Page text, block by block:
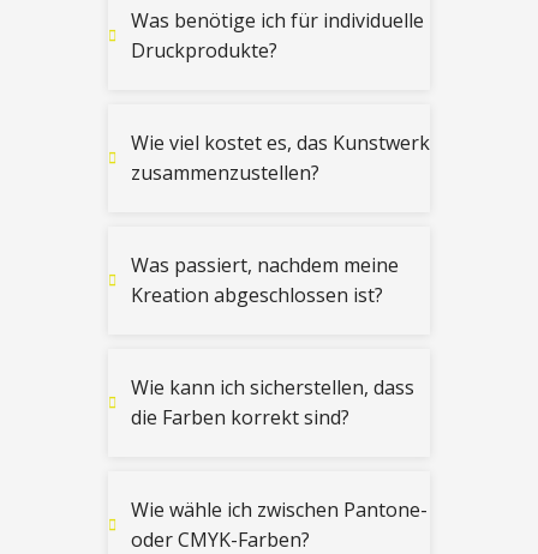
Was benötige ich für individuelle
Druckprodukte?
Wie viel kostet es, das Kunstwerk
zusammenzustellen?
Was passiert, nachdem meine
Kreation abgeschlossen ist?
Wie kann ich sicherstellen, dass
die Farben korrekt sind?
Wie wähle ich zwischen Pantone-
oder CMYK-Farben?